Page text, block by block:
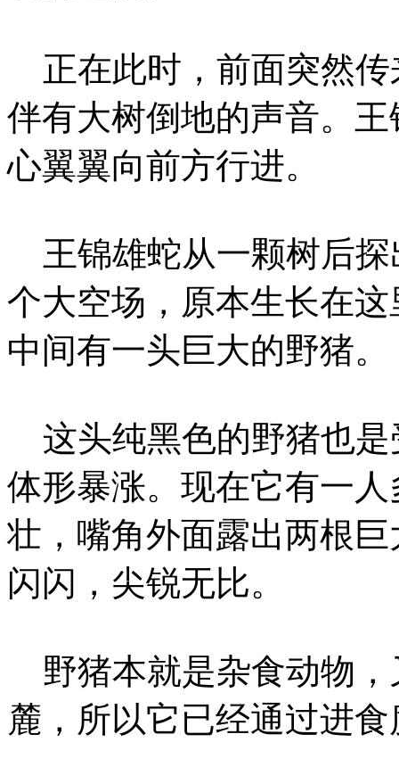
正在此时，前面突然传
伴有大树倒地的声音。
心翼翼向前方行进。
王锦雄蛇从一颗树后探
个大空场，原本生长在
中间有一头巨大的野猪。
这头纯黑色的野猪也是
体形暴涨。现在它有一
壮，嘴角外面露出两根
闪闪，尖锐无比。
野猪本就是杂食动物，
麓，所以它已经通过进